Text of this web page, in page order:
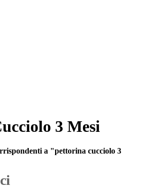
3 Mesi
a "pettorina cucciolo 3